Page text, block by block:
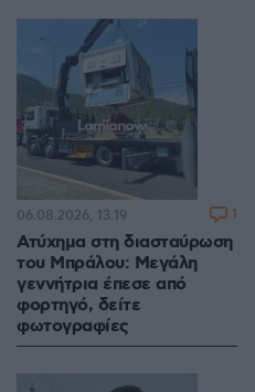
Ατύχημα στη διασταύρωση
του Μπράλου: Μεγάλη
γεννήτρια έπεσε από
φορτηγό, δείτε
φωτογραφίες
06.08.2026, 13:19 1